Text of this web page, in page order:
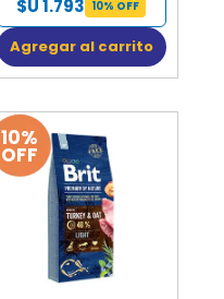
$U 1.793 10% OFF
Agregar al carrito
10%
OFF